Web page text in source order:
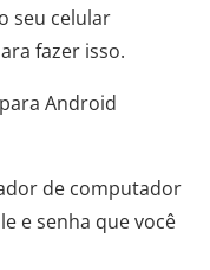
seu celular
fazer isso.
Android
de computador
e senha que você